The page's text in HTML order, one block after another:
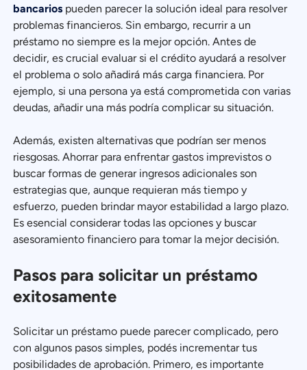
bancarios pueden parecer la solución ideal para resolver
problemas financieros. Sin embargo, recurrir a un
préstamo no siempre es la mejor opción. Antes de
decidir, es crucial evaluar si el crédito ayudará a resolver
el problema o solo añadirá más carga financiera. Por
ejemplo, si una persona ya está comprometida con varias
deudas, añadir una más podría complicar su situación.
Además, existen alternativas que podrían ser menos
riesgosas. Ahorrar para enfrentar gastos imprevistos o
buscar formas de generar ingresos adicionales son
estrategias que, aunque requieran más tiempo y
esfuerzo, pueden brindar mayor estabilidad a largo plazo.
Es esencial considerar todas las opciones y buscar
asesoramiento financiero para tomar la mejor decisión.
Pasos para solicitar un préstamo
exitosamente
Solicitar un préstamo puede parecer complicado, pero
con algunos pasos simples, podés incrementar tus
posibilidades de aprobación. Primero, es importante